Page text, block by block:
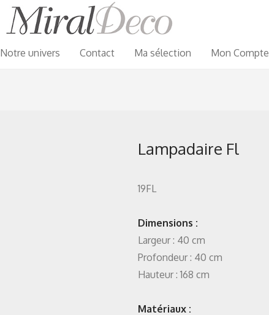
Notre univers Contact Ma sélection Mon Compte
Lampadaire Fl
19FL
Dimensions :
Largeur : 40 cm
Profondeur : 40 cm
Hauteur : 168 cm
Matériaux :